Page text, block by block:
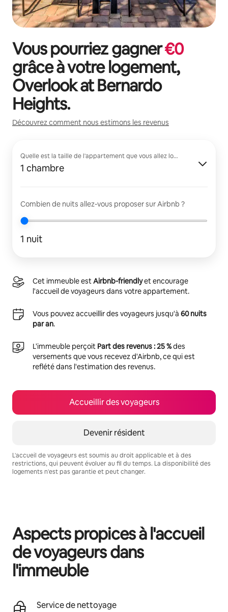
Vous pourriez gagner€0
grâce à votre logement,
Overlook at Bernardo
Heights.
Découvrez comment nous estimons les revenus
Quelle est la taille de l'appartement que vous allez louer ?
1 chambre
Combien de nuits allez-vous proposer sur Airbnb ?
1 nuit
Cet immeuble estAirbnb-friendlyet encourage
l'accueil de voyageurs dans votre appartement.
Vous pouvez accueillir des voyageurs jusqu'à 60 nuits
par an.
L'immeuble perçoit Part des revenus : 25 %des
versements que vous recevez d'Airbnb, ce qui est
reflété dans l'estimation des revenus.
Accueillir des voyageurs
Devenir résident
L'accueil de voyageurs est soumis au droit applicable et à des
restrictions, qui peuvent évoluer au fil du temps. La disponibilité des
logements n'est pas garantie et peut changer.
Aspects propices à l'accueil
de voyageurs dans
l'immeuble
Service de nettoyage